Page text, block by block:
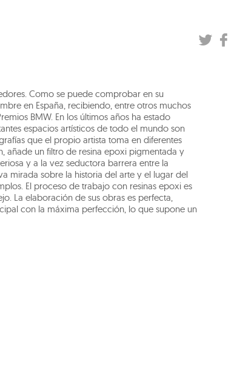
Como se puede comprobar en su
en España, recibiendo, entre otros muchos
BMW. En los últimos años ha estado
espacios artísticos de todo el mundo son
que el propio artista toma en diferentes
añade un filtro de resina epoxi pigmentada y
y a la vez seductora barrera entre la
mirada sobre la historia del arte y el lugar del
El proceso de trabajo con resinas epoxi es
La elaboración de sus obras es perfecta,
con la máxima perfección, lo que supone un